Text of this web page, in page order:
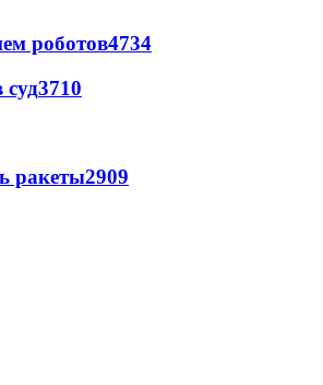
роботов4734
3710
ракеты2909